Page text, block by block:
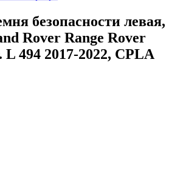
безопасности левая,
Rover Range Rover
L 494 2017-2022, CPLA